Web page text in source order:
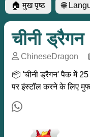
🏠 मुख पृष्ठ 🌐
चीनी ड्रैगन
ChineseDragon
📦 'चीनी ड्रैगन' पैक में 25
पर इंस्टॉल करने के लिए